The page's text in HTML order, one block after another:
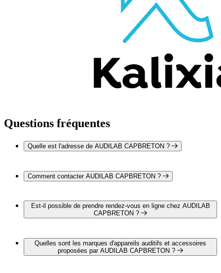
Questions fréquentes
Quelle est l'adresse de AUDILAB CAPBRETON ?
Dunes, 40130 Capbreton
Comment contacter AUDILAB CAPBRETON ?
téléphone au 05 58 72 35 20
Est-il possible de prendre rendez-vous en ligne chez AUDILAB
CAPBRETON ?
AUDILAB CAPBRETON pour un bilan auditif complet et
gratuit en cliquant sur le lien suivant :
https://www.audilab.fr/centre/audioprothesiste-
Quelles sont les marques d'appareils auditifs et accessoires
proposées par AUDILAB CAPBRETON ?